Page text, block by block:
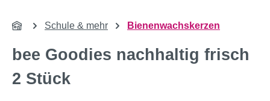
Schule & mehr Bienenwachskerzen
bee Goodies nachhaltig frisch
2 Stück